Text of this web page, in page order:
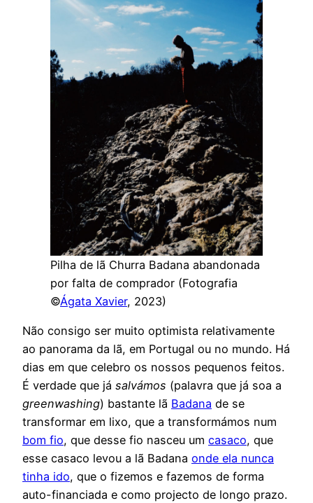
Pilha de lã Churra Badana abandonada
por falta de comprador (Fotografia
©Ágata Xavier, 2023)
Não consigo ser muito optimista relativamente
ao panorama da lã, em Portugal ou no mundo. Há
dias em que celebro os nossos pequenos feitos.
É verdade que já salvámos (palavra que já soa a
greenwashing) bastante lã Badana de se
transformar em lixo, que a transformámos num
bom fio, que desse fio nasceu um casaco, que
esse casaco levou a lã Badana onde ela nunca
tinha ido, que o fizemos e fazemos de forma
auto-financiada e como projecto de longo prazo.